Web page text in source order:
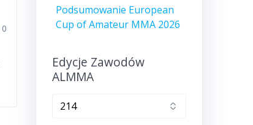
0
Podsumowanie European
Cup of Amateur MMA 2026
Edycje Zawodów
ALMMA
Edycje